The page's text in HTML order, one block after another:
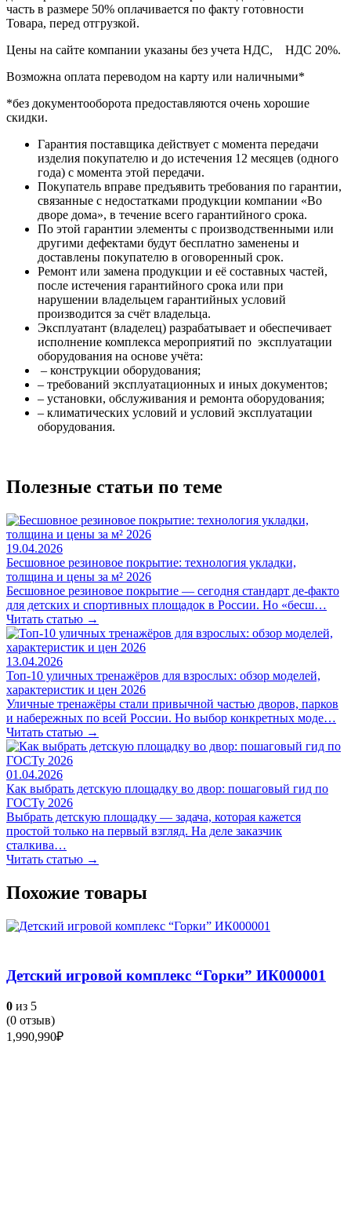
часть в размере 50% оплачивается по факту готовности
Товара, перед отгрузкой.
Цены на сайте компании указаны без учета НДС, НДС 20%.
Возможна оплата переводом на карту или наличными*
*без документооборота предоставляются очень хорошие
скидки.
Гарантия поставщика действует с момента передачи
изделия покупателю и до истечения 12 месяцев (одного
года) с момента этой передачи.
Покупатель вправе предъявить требования по гарантии,
связанные с недостатками продукции компании «Во
дворе дома», в течение всего гарантийного срока.
По этой гарантии элементы с производственными или
другими дефектами будут бесплатно заменены и
доставлены покупателю в оговоренный срок.
Ремонт или замена продукции и её составных частей,
после истечения гарантийного срока или при
нарушении владельцем гарантийных условий
производится за счёт владельца.
Эксплуатант (владелец) разрабатывает и обеспечивает
исполнение комплекса мероприятий по эксплуатации
оборудования на основе учёта:
– конструкции оборудования;
– требований эксплуатационных и иных документов;
– установки, обслуживания и ремонта оборудования;
– климатических условий и условий эксплуатации
оборудования.
Полезные статьи по теме
19.04.2026
Бесшовное резиновое покрытие: технология укладки,
толщина и цены за м² 2026
Бесшовное резиновое покрытие — сегодня стандарт де-факто
для детских и спортивных площадок в России. Но «бесш…
Читать статью →
13.04.2026
Топ-10 уличных тренажёров для взрослых: обзор моделей,
характеристик и цен 2026
Уличные тренажёры стали привычной частью дворов, парков
и набережных по всей России. Но выбор конкретных моде…
Читать статью →
01.04.2026
Как выбрать детскую площадку во двор: пошаговый гид по
ГОСТу 2026
Выбрать детскую площадку — задача, которая кажется
простой только на первый взгляд. На деле заказчик
сталкива…
Читать статью →
Похожие товары
Детский игровой комплекс “Горки” ИК000001
0 из 5
(0 отзыв)
1,990,990₽